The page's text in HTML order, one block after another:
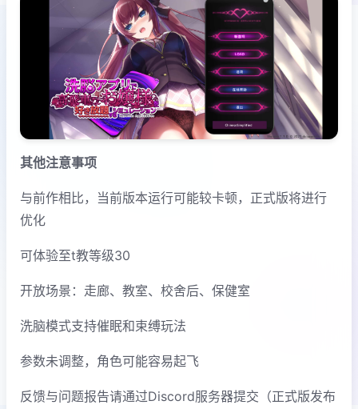
其他注意事项
与前作相比，当前版本运行可能较卡顿，正式版将进行
优化
可体验至t教等级30
开放场景：走廊、教室、校舍后、保健室
洗脑模式支持催眠和束缚玩法
参数未调整，角色可能容易起飞
反馈与问题报告请通过Discord服务器提交（正式版发布